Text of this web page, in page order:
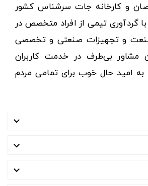
و کارخانه جات سرشناس کشور
گردآوری تیمی از افراد متخصص در
صنعت و تجهیزات صنعتی و تخصصی
مشاور بی‌طرف در خدمت کاربران
امید حال خوب برای تمامی مردم


